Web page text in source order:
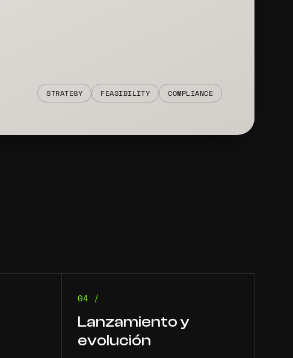
STRATEGY FEASIBILITY COMPLIANCE
04 /
Lanzamiento y
evolución